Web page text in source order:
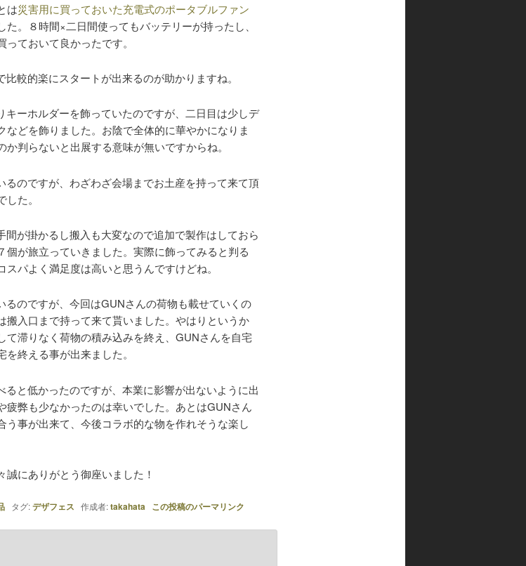
は災害用に買っておいた充電式のポータブルファン
。８時間×二日間使ってもバッテリーが持ったし、
ておいて良かったです。
較的楽にスタートが出来るのが助かりますね。
キーホルダーを飾っていたのですが、二日目は少しデ
などを飾りました。お陰で全体的に華やかになりま
判らないと出展する意味が無いですからね。
るのですが、わざわざ会場までお土産を持って来て頂
た。
が掛かるし搬入も大変なので追加で製作はしておら
個が旅立っていきました。実際に飾ってみると判る
パよく満足度は高いと思うんですけどね。
るのですが、今回はGUNさんの荷物も載せていくの
搬入口まで持って来て貰いました。やはりというか
て滞りなく荷物の積み込みを終え、GUNさんを自宅
終える事が出来ました。
と低かったのですが、本業に影響が出ないように出
疲弊も少なかったのは幸いでした。あとはGUNさん
う事が出来て、今後コラボ的な物を作れそうな楽し
にありがとう御座いました！
タグ:デザフェス 作成者:takahata この投稿のパーマリンク